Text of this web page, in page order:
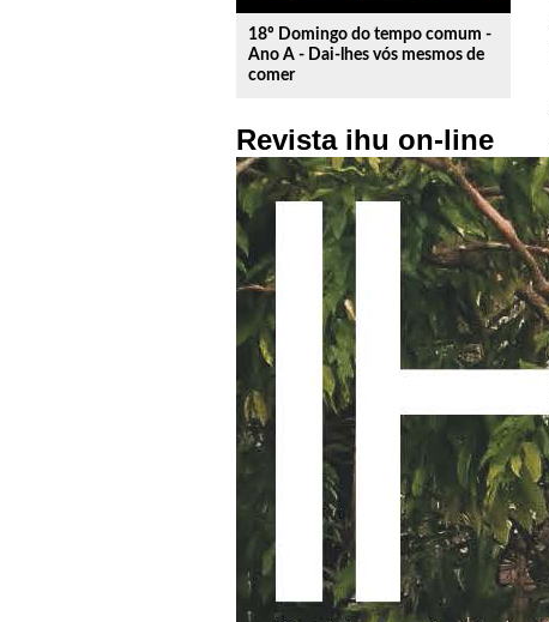
18º Domingo do tempo comum -
Ano A - Dai-lhes vós mesmos de
comer
Revista ihu on-line